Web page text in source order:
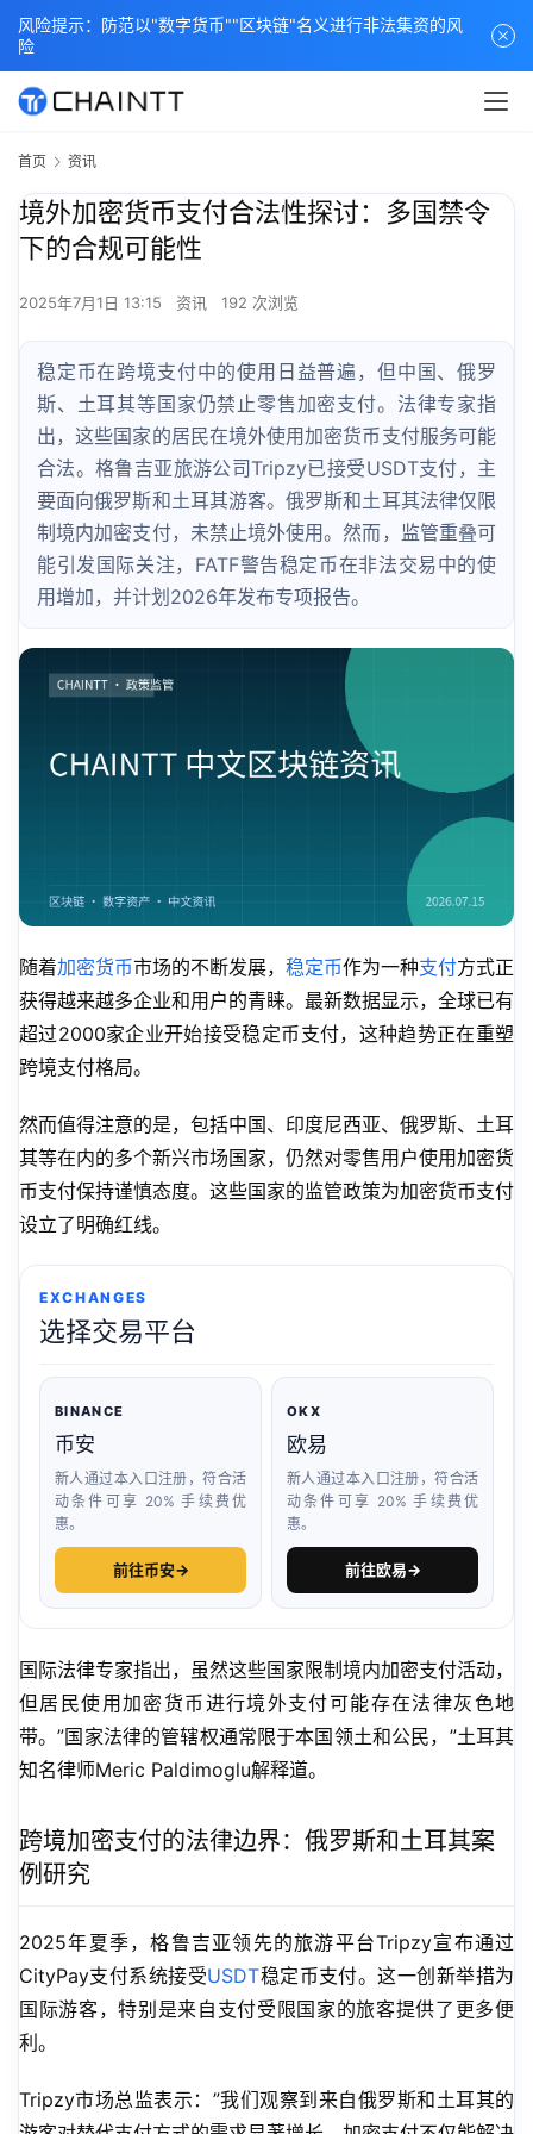
首页 资讯
境外加密货币支付合法性探讨：多国禁令
下的合规可能性
2025年7月1日 13:15 资讯 192 次浏览
稳定币在跨境支付中的使用日益普遍，但中国、俄罗
斯、土耳其等国家仍禁止零售加密支付。法律专家指
出，这些国家的居民在境外使用加密货币支付服务可能
合法。格鲁吉亚旅游公司Tripzy已接受USDT支付，主
要面向俄罗斯和土耳其游客。俄罗斯和土耳其法律仅限
制境内加密支付，未禁止境外使用。然而，监管重叠可
能引发国际关注，FATF警告稳定币在非法交易中的使
用增加，并计划2026年发布专项报告。
随着加密货币市场的不断发展， 稳定币作为一种支付方式正
获得越来越多企业和用户的青睐。最新数据显示，全球已有
超过2000家企业开始接受稳定币支付，这种趋势正在重塑
跨境支付格局。
然而值得注意的是，包括中国、印度尼西亚、俄罗斯、土耳
其等在内的多个新兴市场国家，仍然对零售用户使用加密货
币支付保持谨慎态度。这些国家的监管政策为加密货币支付
设立了明确红线。
EXCHANGES
选择交易平台
BINANCE
币安
新人通过本入口注册，符合活
动条件可享 20% 手续费优
惠。
前往币安→
OKX
欧易
新人通过本入口注册，符合活
动条件可享 20% 手续费优
惠。
前往欧易→
国际法律专家指出，虽然这些国家限制境内加密支付活动，
但居民使用加密货币进行境外支付可能存在法律灰色地
带。”国家法律的管辖权通常限于本国领土和公民，”土耳其
知名律师Meric Paldimoglu解释道。
跨境加密支付的法律边界：俄罗斯和土耳其案
例研究
2025年夏季，格鲁吉亚领先的旅游平台Tripzy宣布通过
CityPay支付系统接受USDT稳定币支付。这一创新举措为
国际游客，特别是来自支付受限国家的旅客提供了更多便
利。
Tripzy市场总监表示：”我们观察到来自俄罗斯和土耳其的
风险提示：防范以"数字货币""区块链"名义进行非法集资的风
险